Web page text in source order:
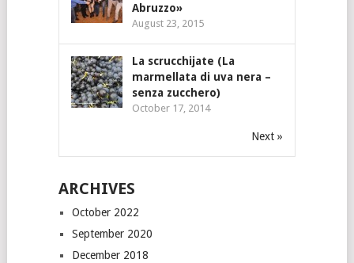
Abruzzo»
August 23, 2015
La scrucchijate (La
marmellata di uva nera –
senza zucchero)
October 17, 2014
Next »
ARCHIVES
October 2022
September 2020
December 2018